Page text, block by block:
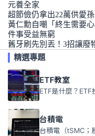
元養全家
超節儉仍拿出22萬供愛
黃仁勳自嘲「終生需要
件事受益無窮
舊牙刷先別丟！3招讓廢
精選專題
ETF教室
台積電